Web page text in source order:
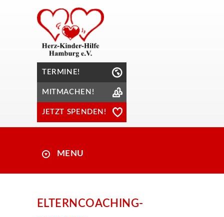
TERMINE!
MITMACHEN!
JETZT SPENDEN!
MENU
ELTERNCOACHING-